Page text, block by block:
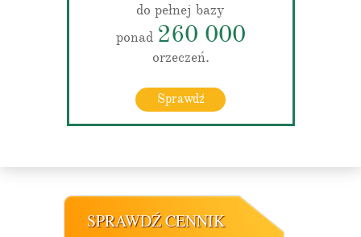
do pełnej bazy
ponad 260 000
orzeczeń.
Sprawdź
SPRAWDŹ CENNIK